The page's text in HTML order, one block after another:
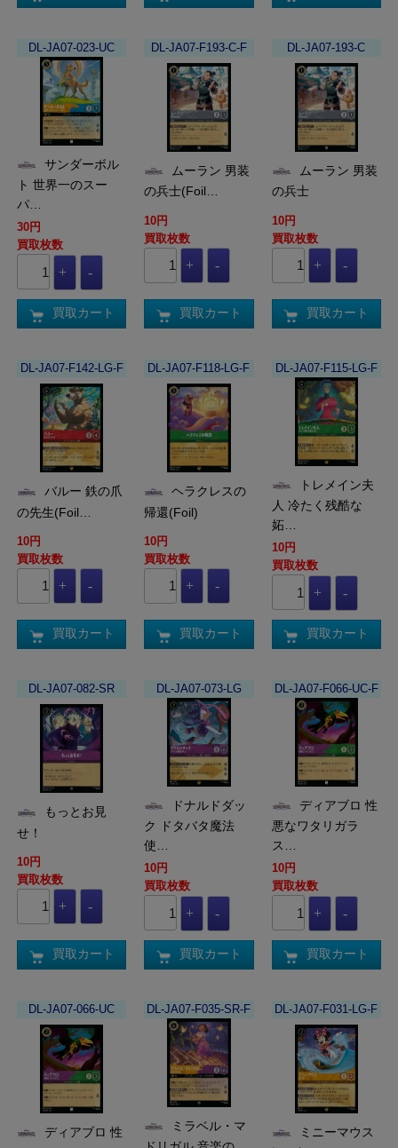
DL-JA07-023-UC
ト 世界一のスー
パ…
30円
買取枚数
買取カート
DL-JA07-F193-C-F
の兵士(Foil…
10円
買取枚数
買取カート
DL-JA07-193-C
の兵士
10円
買取枚数
買取カート
DL-JA07-F142-LG-F
の先生(Foil…
10円
買取枚数
買取カート
DL-JA07-F118-LG-F
ヘラクレスの
帰還(Foil)
10円
買取枚数
買取カート
DL-JA07-F115-LG-F
人 冷たく残酷な
妬…
10円
買取枚数
買取カート
DL-JA07-082-SR
せ！
10円
買取枚数
買取カート
DL-JA07-073-LG
ク ドタバタ魔法
使…
10円
買取枚数
買取カート
DL-JA07-F066-UC-F
悪なワタリガラ
ス…
10円
買取枚数
買取カート
DL-JA07-066-UC DL-JA07-F035-SR-F DL-JA07-F031-LG-F